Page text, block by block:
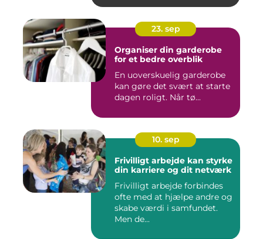
23. sep
Organiser din garderobe
for et bedre overblik
En uoverskuelig garderobe
kan gøre det svært at starte
dagen roligt. Når tø...
10. sep
Frivilligt arbejde kan styrke
din karriere og dit netværk
Frivilligt arbejde forbindes
ofte med at hjælpe andre og
skabe værdi i samfundet.
Men de...